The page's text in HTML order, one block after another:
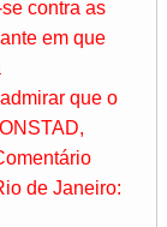
contra as
em que
que o
de Janeiro: